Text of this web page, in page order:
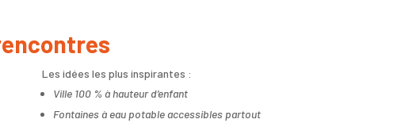
Les idées les plus inspirantes :
Ville 100 % à hauteur d’enfant
Fontaines à eau potable accessibles partout